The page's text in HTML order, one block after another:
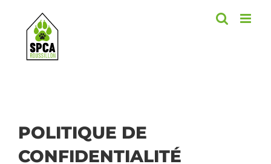
content
POLITIQUE DE
CONFIDENTIALITÉ